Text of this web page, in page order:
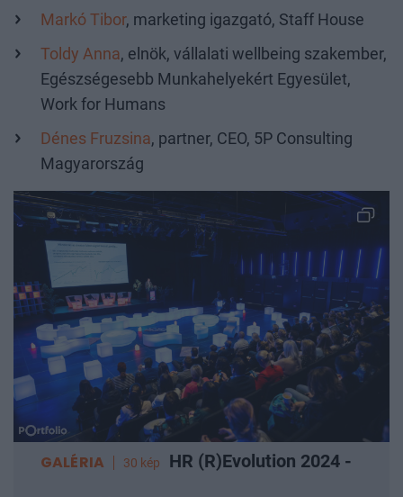
Markó Tibor, marketing igazgató, Staff House
Toldy Anna, elnök, vállalati wellbeing szakember,
Egészségesebb Munkahelyekért Egyesület,
Work for Humans
Dénes Fruzsina, partner, CEO, 5P Consulting
Magyarország
GALÉRIA 30 kép
HR (R)Evolution 2024 -